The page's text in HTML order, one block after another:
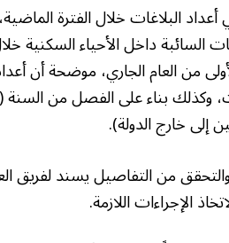
أعداد البلاغات خلال الفترة
السائبة داخل الأحياء السكنية
الأشهر الثلاثة الأولى من العام الجاري، موضحة
وكذلك بناء على الفصل من
إلى خارج الدولة).
من التفاصيل يسند لفريق
الإجراءات اللازمة.